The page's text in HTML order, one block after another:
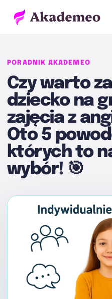
PORADNIK AKADEMEO
Czy warto
dziecko na
zajęcia z
Oto 5
których to
wybór! 🎯